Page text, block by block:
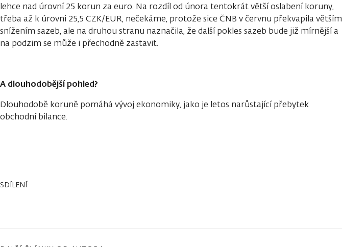
lehce nad úrovní 25 korun za euro. Na rozdíl od února tentokrát větší oslabení koruny,
třeba až k úrovni 25,5 CZK/EUR, nečekáme, protože sice ČNB v červnu překvapila větším
snížením sazeb, ale na druhou stranu naznačila, že další pokles sazeb bude již mírnější a
na podzim se může i přechodně zastavit.
A dlouhodobější pohled?
Dlouhodobě koruně pomáhá vývoj ekonomiky, jako je letos narůstající přebytek
obchodní bilance.
SDÍLENÍ